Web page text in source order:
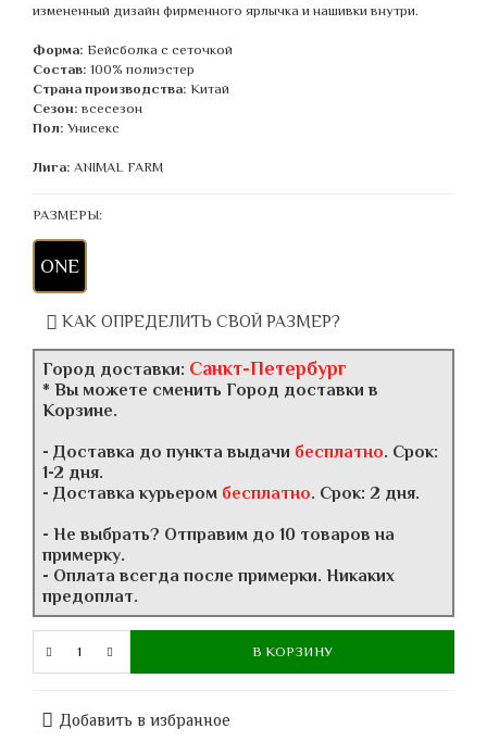
измененный дизайн фирменного ярлычка и нашивки внутри.
Форма: Бейсболка с сеточкой
Состав: 100% полиэстер
Страна производства: Китай
Сезон: всесезон
Пол: Унисекс
Лига: ANIMAL FARM
РАЗМЕРЫ:
ONE
КАК ОПРЕДЕЛИТЬ СВОЙ РАЗМЕР?
Город доставки: Санкт-Петербург
* Вы можете сменить Город доставки в
Корзине.
- Доставка до пункта выдачи бесплатно. Срок:
1-2 дня.
- Доставка курьером бесплатно. Срок: 2 дня.
- Не выбрать? Отправим до 10 товаров на
примерку.
- Оплата всегда после примерки. Никаких
предоплат.
В КОРЗИНУ
Добавить в избранное